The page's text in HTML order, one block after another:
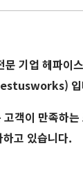
문 기업 헤파이
입
객이 만족하
하고 있습니다.